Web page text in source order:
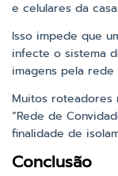
e celulares da casa.
Isso impede que
infecte o sistema
imagens pela rede
Muitos
“Rede de
finalidade de
Conclusão